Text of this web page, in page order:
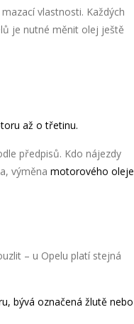
vlastnosti. Každých
je nutné měnit olej ještě
až o třetinu.
předpisů. Kdo nájezdy
výměna motorového oleje
– u Opelu platí stejná
bývá označená žlutě nebo